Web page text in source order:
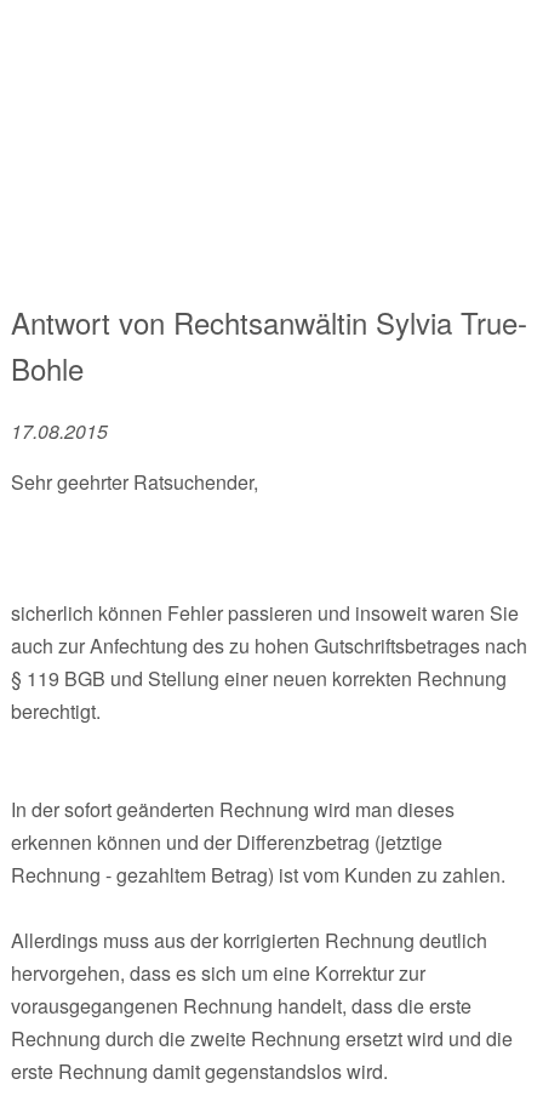
Antwort von Rechtsanwältin Sylvia True-
Bohle
17.08.2015
Sehr geehrter Ratsuchender,
sicherlich können Fehler passieren und insoweit waren Sie
auch zur Anfechtung des zu hohen Gutschriftsbetrages nach
§ 119 BGB und Stellung einer neuen korrekten Rechnung
berechtigt.
In der sofort geänderten Rechnung wird man dieses
erkennen können und der Differenzbetrag (jetztige
Rechnung - gezahltem Betrag) ist vom Kunden zu zahlen.
Allerdings muss aus der korrigierten Rechnung deutlich
hervorgehen, dass es sich um eine Korrektur zur
vorausgegangenen Rechnung handelt, dass die erste
Rechnung durch die zweite Rechnung ersetzt wird und die
erste Rechnung damit gegenstandslos wird.